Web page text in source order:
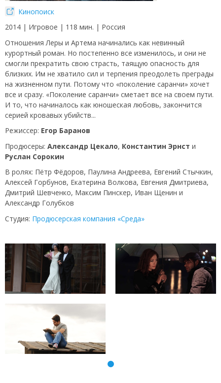
Кинопоиск
2014 | Игровое | 118 мин. | Россия
Отношения Леры и Артема начинались как невинный
курортный роман. Но постепенно все изменилось, и они не
смогли прекратить свою страсть, таящую опасность для
близких. Им не хватило сил и терпения преодолеть преграды
на жизненном пути. Потому что «поколение саранчи» хочет
все и сразу. «Поколение саранчи» сметает все на своем пути.
И то, что начиналось как юношеская любовь, закончится
серией кровавых убийств...
Режиссер: Егор Баранов
Продюсеры: Александр Цекало, Константин Эрнст и
Руслан Сорокин
В ролях: Пётр Фёдоров, Паулина Андреева, Евгений Стычкин,
Алексей Горбунов, Екатерина Волкова, Евгения Дмитриева,
Дмитрий Шевченко, Максим Пинскер, Иван Щенин и
Александр Голубков
Студия: Продюсерская компания «Среда»